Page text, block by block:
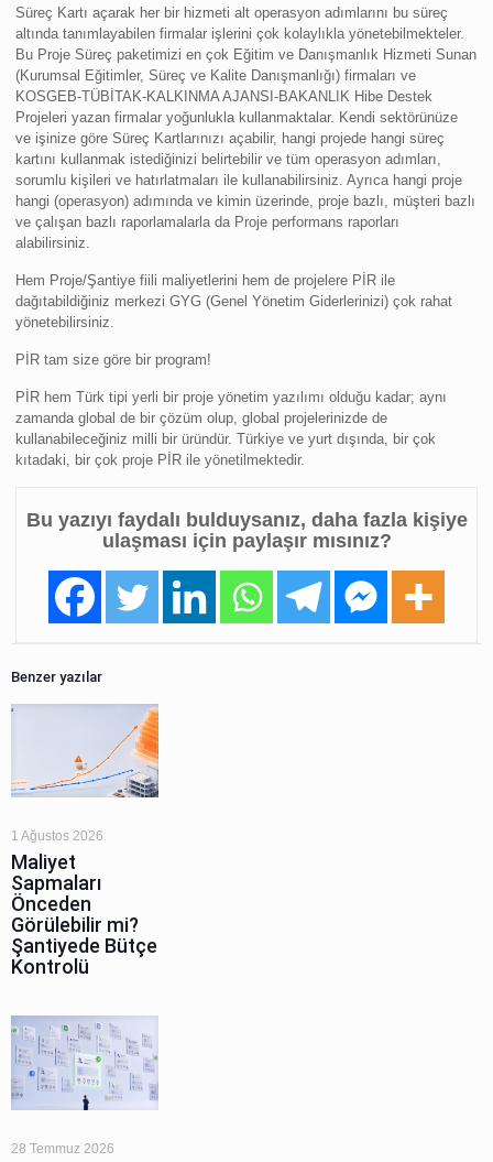
Süreç Kartı açarak her bir hizmeti alt operasyon adımlarını bu süreç
altında tanımlayabilen firmalar işlerini çok kolaylıkla yönetebilmekteler.
Bu Proje Süreç paketimizi en çok Eğitim ve Danışmanlık Hizmeti Sunan
(Kurumsal Eğitimler, Süreç ve Kalite Danışmanlığı) firmaları ve
KOSGEB-TÜBİTAK-KALKINMA AJANSI-BAKANLIK Hibe Destek
Projeleri yazan firmalar yoğunlukla kullanmaktalar. Kendi sektörünüze
ve işinize göre Süreç Kartlarınızı açabilir, hangi projede hangi süreç
kartını kullanmak istediğinizi belirtebilir ve tüm operasyon adımları,
sorumlu kişileri ve hatırlatmaları ile kullanabilirsiniz. Ayrıca hangi proje
hangi (operasyon) adımında ve kimin üzerinde, proje bazlı, müşteri bazlı
ve çalışan bazlı raporlamalarla da Proje performans raporları
alabilirsiniz.
Hem Proje/Şantiye fiili maliyetlerini hem de projelere PİR ile
dağıtabildiğiniz merkezi GYG (Genel Yönetim Giderlerinizi) çok rahat
yönetebilirsiniz.
PİR tam size göre bir program!
PİR hem Türk tipi yerli bir proje yönetim yazılımı olduğu kadar; aynı
zamanda global de bir çözüm olup, global projelerinizde de
kullanabileceğiniz milli bir üründür. Türkiye ve yurt dışında, bir çok
kıtadaki, bir çok proje PİR ile yönetilmektedir.
Bu yazıyı faydalı bulduysanız, daha fazla kişiye
ulaşması için paylaşır mısınız?
Benzer yazılar
1 Ağustos 2026
Maliyet
Sapmaları
Önceden
Görülebilir mi?
Şantiyede Bütçe
Kontrolü
28 Temmuz 2026